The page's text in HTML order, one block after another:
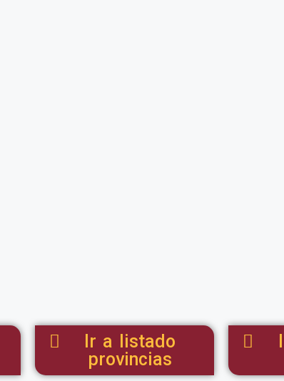
Ir a listado
provincias